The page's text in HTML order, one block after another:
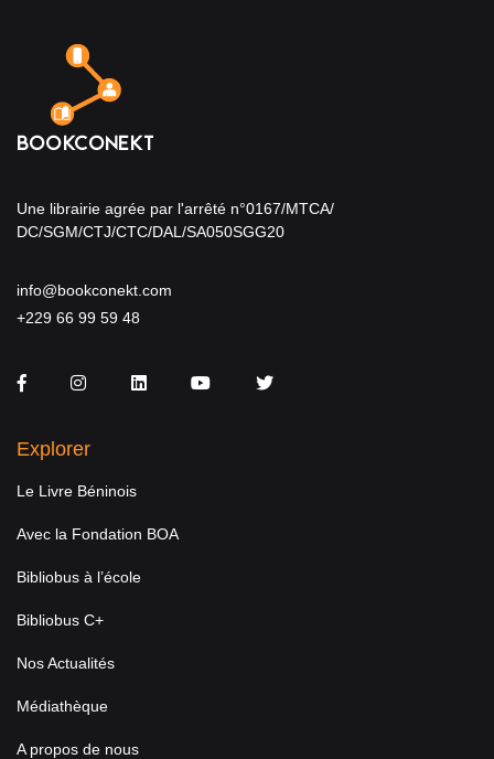
Une librairie agrée par l'arrêté n°0167/MTCA/
DC/SGM/CTJ/CTC/DAL/SA050SGG20
info@bookconekt.com
+229 66 99 59 48
FacebookInstagramLinkedInYou TubeTwitter
Explorer
Le Livre Béninois
Avec la Fondation BOA
Bibliobus à l’école
Bibliobus C+
Nos Actualités
Médiathèque
A propos de nous